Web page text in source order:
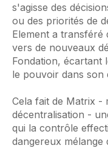
s'agisse des
ou des priorités de
Element a transféré
vers de nouveaux
Fondation, écartant
le pouvoir dans son
Cela fait de Matrix -
décentralisation -
qui la contrôle
dangereux mélange